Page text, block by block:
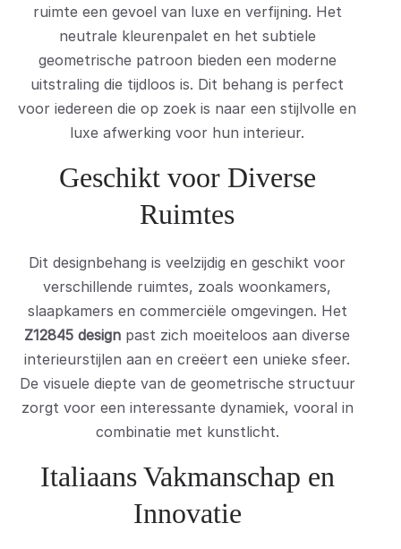
ruimte een gevoel van luxe en verfijning. Het
neutrale kleurenpalet en het subtiele
geometrische patroon bieden een moderne
uitstraling die tijdloos is. Dit behang is perfect
voor iedereen die op zoek is naar een stijlvolle en
luxe afwerking voor hun interieur.
Geschikt voor Diverse
Ruimtes
Dit designbehang is veelzijdig en geschikt voor
verschillende ruimtes, zoals woonkamers,
slaapkamers en commerciële omgevingen. Het
Z12845 design past zich moeiteloos aan diverse
interieurstijlen aan en creëert een unieke sfeer.
De visuele diepte van de geometrische structuur
zorgt voor een interessante dynamiek, vooral in
combinatie met kunstlicht.
Italiaans Vakmanschap en
Innovatie